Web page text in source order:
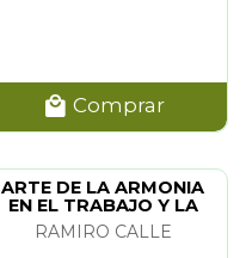
Comprar
ARTE DE LA ARMONIA
EN EL TRABAJO Y LA
EMPRESA. EL
RAMIRO CALLE